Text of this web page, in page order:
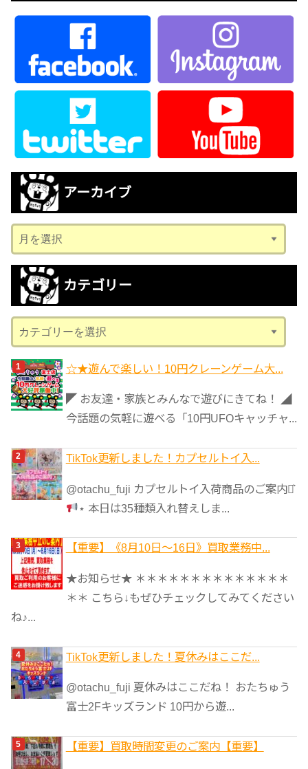
アーカイブ
ー
カ
ブ
カテゴリー
テ
ゴ
リ
ー
☆★遊んで楽しい！10円クレーンゲーム大...
◤ お友達・家族とみんなで遊びにきてね！ ◢
今話題の気軽に遊べる「10円UFOキャッチャ...
TikTok更新しました！カプセルトイ入...
@otachu_fuji カプセルトイ入荷商品のご案内⋆͛
⋆ 本日は35種類入れ替えしま...
【重要】《8月10日～16日》買取業務中...
★お知らせ★ ＊＊＊＊＊＊＊＊＊＊＊＊＊＊
＊＊ こちら↓もぜひチェックしてみてください
ね♪...
TikTok更新しました！夏休みはここだ...
@otachu_fuji 夏休みはここだね！ おたちゅう
富士2Fキッズランド 10円から遊...
【重要】買取時間変更のご案内【重要】